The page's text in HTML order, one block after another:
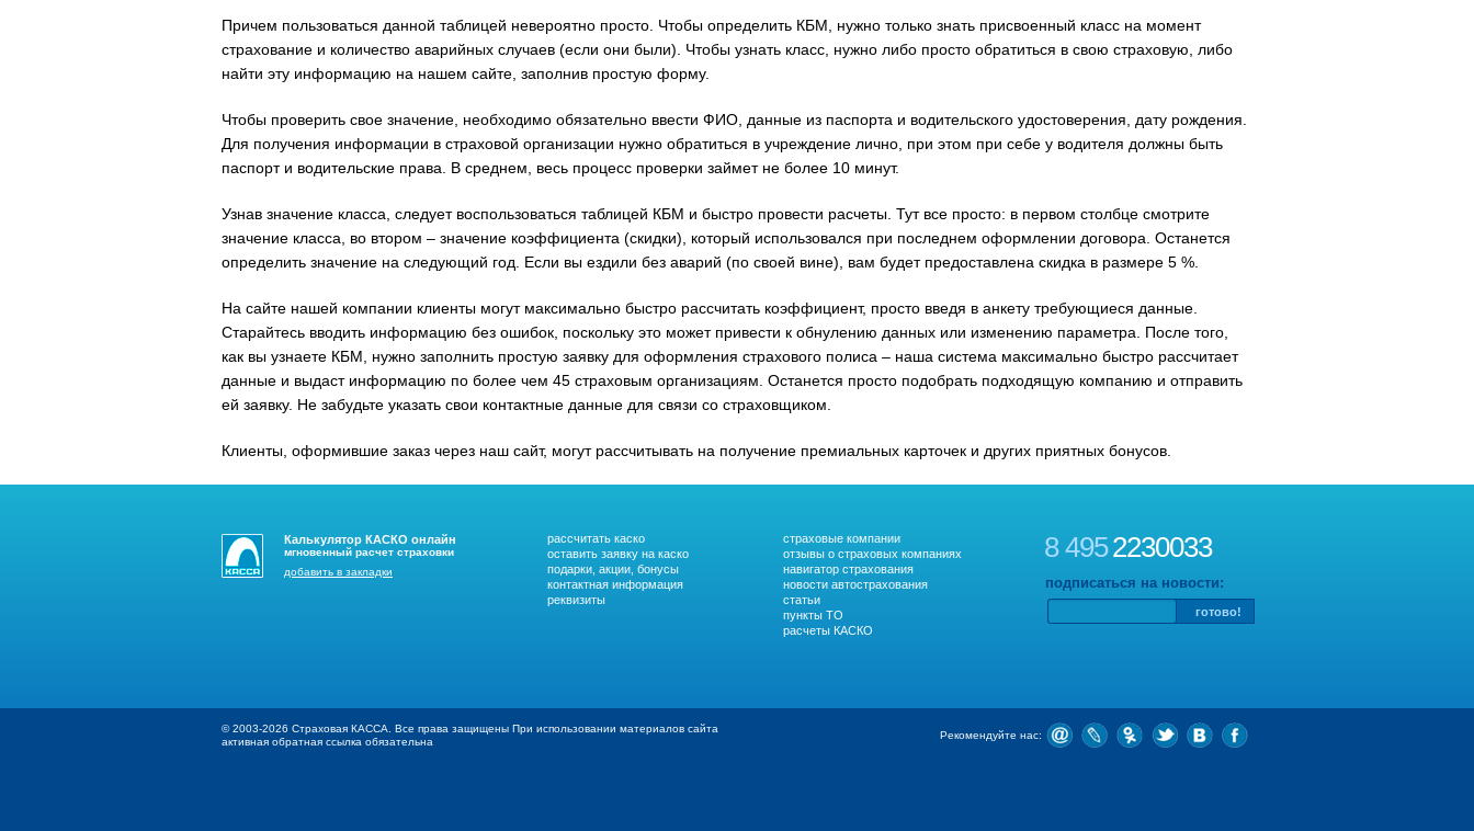
Причем пользоваться данной таблицей невероятно просто. Чтобы определить КБМ, нужно только знать присвоенный класс на момент
страхование и количество аварийных случаев (если они были). Чтобы узнать класс, нужно либо просто обратиться в свою страховую, либо
найти эту информацию на нашем сайте, заполнив простую форму.
Чтобы проверить свое значение, необходимо обязательно ввести ФИО, данные из паспорта и водительского удостоверения, дату рождения.
Для получения информации в страховой организации нужно обратиться в учреждение лично, при этом при себе у водителя должны быть
паспорт и водительские права. В среднем, весь процесс проверки займет не более 10 минут.
Узнав значение класса, следует воспользоваться таблицей КБМ и быстро провести расчеты. Тут все просто: в первом столбце смотрите
значение класса, во втором – значение коэффициента (скидки), который использовался при последнем оформлении договора. Останется
определить значение на следующий год. Если вы ездили без аварий (по своей вине), вам будет предоставлена скидка в размере 5 %.
На сайте нашей компании клиенты могут максимально быстро рассчитать коэффициент, просто введя в анкету требующиеся данные.
Старайтесь вводить информацию без ошибок, поскольку это может привести к обнулению данных или изменению параметра. После того,
как вы узнаете КБМ, нужно заполнить простую заявку для оформления страхового полиса – наша система максимально быстро рассчитает
данные и выдаст информацию по более чем 45 страховым организациям. Останется просто подобрать подходящую компанию и отправить
ей заявку. Не забудьте указать свои контактные данные для связи со страховщиком.
Клиенты, оформившие заказ через наш сайт, могут рассчитывать на получение премиальных карточек и других приятных бонусов.
Калькулятор КАСКО онлайн
мгновенный расчет страховки
добавить в закладки
рассчитать каско
оставить заявку на каско
подарки, акции, бонусы
контактная информация
реквизиты
страховые компании
отзывы о страховых компаниях
навигатор страхования
новости автострахования
статьи
пункты ТО
расчеты КАСКО
8 4952230033
подписаться на новости:
© 2003-2026 Страховая КАССА. Все права защищены При использовании материалов сайта
активная обратная ссылка обязательна
Рекомендуйте нас: